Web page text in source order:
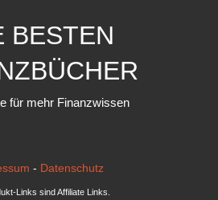
BESTEN
für mehr Finanzwissen
- Datenschutz
Links sind Affiliate Links.